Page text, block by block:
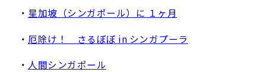
・ 星加坡（シンガポール）に １ヶ月
・ 厄除け！ さるぼぼ in シンガプーラ
・ 人間シンガポール